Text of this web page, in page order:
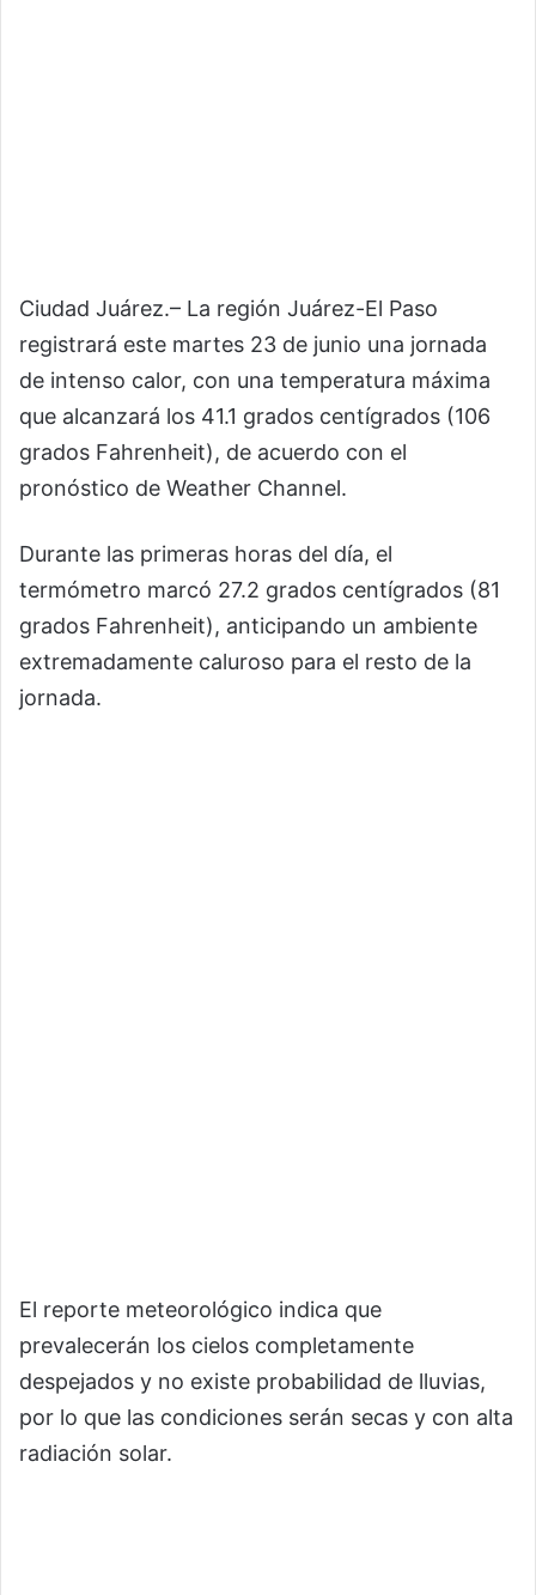
Ciudad Juárez.– La región Juárez-El Paso
registrará este martes 23 de junio una jornada
de intenso calor, con una temperatura máxima
que alcanzará los 41.1 grados centígrados (106
grados Fahrenheit), de acuerdo con el
pronóstico de Weather Channel.
Durante las primeras horas del día, el
termómetro marcó 27.2 grados centígrados (81
grados Fahrenheit), anticipando un ambiente
extremadamente caluroso para el resto de la
jornada.
El reporte meteorológico indica que
prevalecerán los cielos completamente
despejados y no existe probabilidad de lluvias,
por lo que las condiciones serán secas y con alta
radiación solar.